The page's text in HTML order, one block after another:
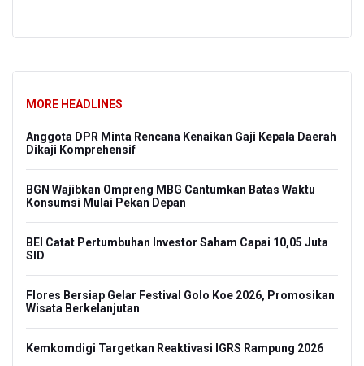
MORE HEADLINES
Anggota DPR Minta Rencana Kenaikan Gaji Kepala Daerah
Dikaji Komprehensif
BGN Wajibkan Ompreng MBG Cantumkan Batas Waktu
Konsumsi Mulai Pekan Depan
BEI Catat Pertumbuhan Investor Saham Capai 10,05 Juta
SID
Flores Bersiap Gelar Festival Golo Koe 2026, Promosikan
Wisata Berkelanjutan
Kemkomdigi Targetkan Reaktivasi IGRS Rampung 2026